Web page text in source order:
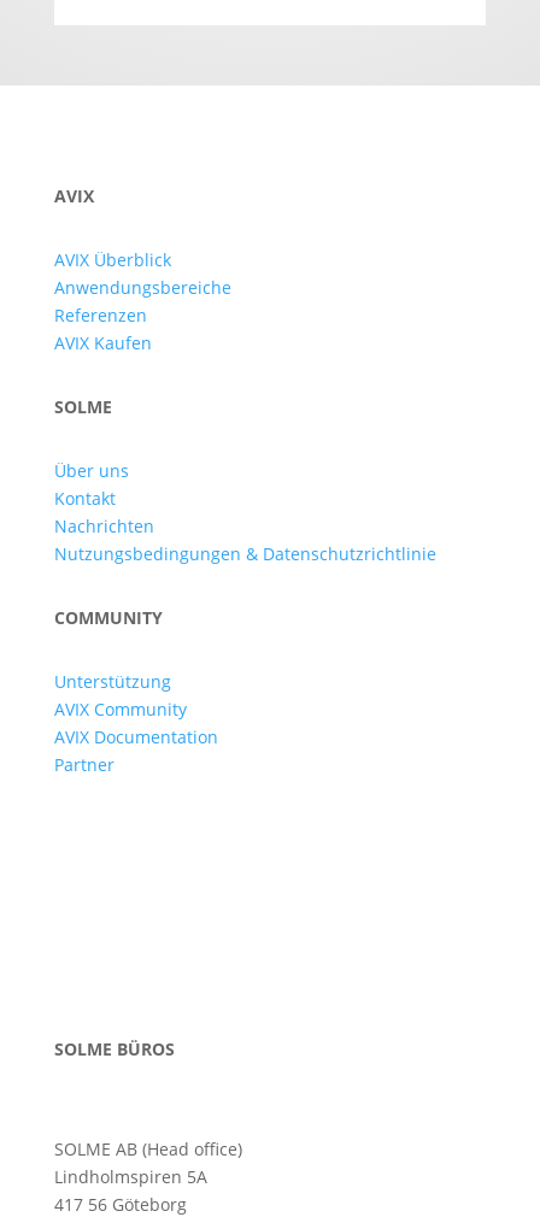
AVIX
AVIX Überblick
Anwendungsbereiche
Referenzen
AVIX Kaufen
SOLME
Über uns
Kontakt
Nachrichten
Nutzungsbedingungen & Datenschutzrichtlinie
COMMUNITY
Unterstützung
AVIX Community
AVIX Documentation
Partner
SOLME BÜROS
SOLME AB (Head office)
Lindholmspiren 5A
417 56 Göteborg